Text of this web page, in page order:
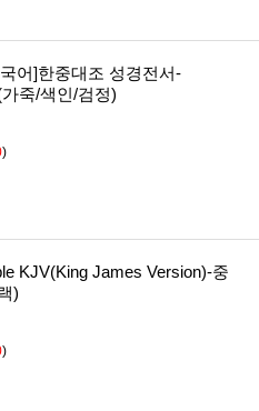
어]한중대조 성경전서-
죽/색인/검정)
)
KJV(King James Version)-중
)
)